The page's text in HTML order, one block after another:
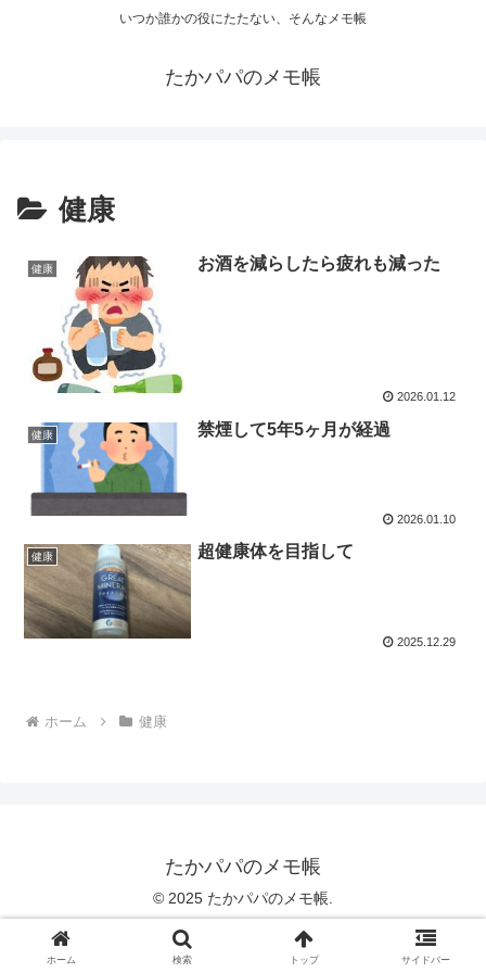
いつか誰かの役にたたない、そんなメモ帳
たかパパのメモ帳
健康
健康 お酒を減らしたら疲れも減った
2026.01.12
健康 禁煙して5年5ヶ月が経過
2026.01.10
健康 超健康体を目指して
2025.12.29
ホーム 健康
たかパパのメモ帳
© 2025 たかパパのメモ帳.
ホーム 検索 トップ サイドバー